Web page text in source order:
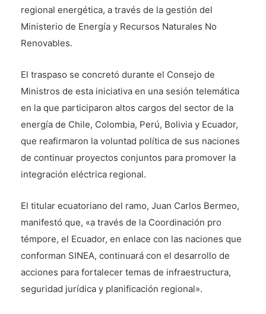
regional energética, a través de la gestión del
Ministerio de Energía y Recursos Naturales No
Renovables.
El traspaso se concretó durante el Consejo de
Ministros de esta iniciativa en una sesión telemática
en la que participaron altos cargos del sector de la
energía de Chile, Colombia, Perú, Bolivia y Ecuador,
que reafirmaron la voluntad política de sus naciones
de continuar proyectos conjuntos para promover la
integración eléctrica regional.
El titular ecuatoriano del ramo, Juan Carlos Bermeo,
manifestó que, «a través de la Coordinación pro
témpore, el Ecuador, en enlace con las naciones que
conforman SINEA, continuará con el desarrollo de
acciones para fortalecer temas de infraestructura,
seguridad jurídica y planificación regional».